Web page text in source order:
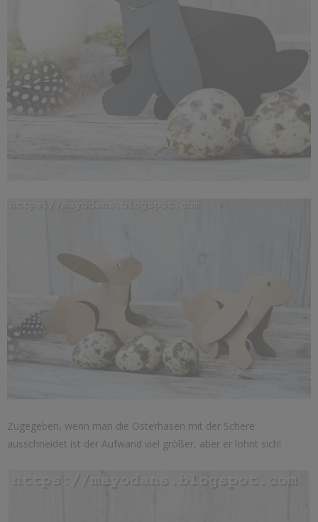
Zugegeben, wenn man die Osterhasen mit der Schere
ausschneidet ist der Aufwand viel größer, aber er lohnt sich!